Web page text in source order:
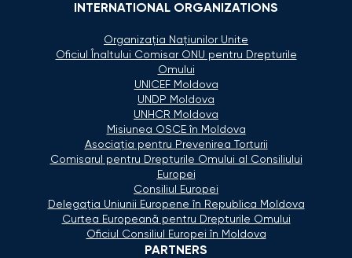
INTERNATIONAL ORGANIZATIONS
Organizaţia Naţiunilor Unite
Oficiul Înaltului Comisar ONU pentru Drepturile
Omului
UNICEF Moldova
UNDP Moldova
UNHCR Moldova
Misiunea OSCE în Moldova
Asociaţia pentru Prevenirea Torturii
Comisarul pentru Drepturile Omului al Consiliului
Europei
Consiliul Europei
Delegaţia Uniunii Europene în Republica Moldova
Curtea Europeană pentru Drepturile Omului
Oficiul Consiliul Europei în Moldova
PARTNERS